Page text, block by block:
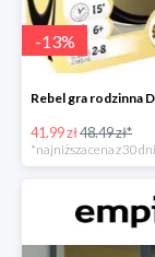
-13%
41.99 zł48.49 zł*